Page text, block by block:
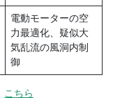
電動モーターの空
力最適化、疑似大
気乱流の風洞内制
御
こちら